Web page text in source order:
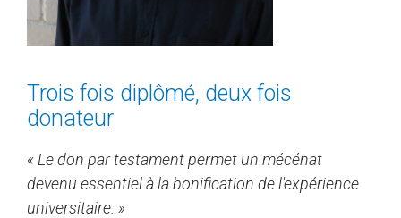
Trois fois diplômé, deux fois
donateur
« Le don par testament permet un mécénat
devenu essentiel à la bonification de l'expérience
universitaire. »